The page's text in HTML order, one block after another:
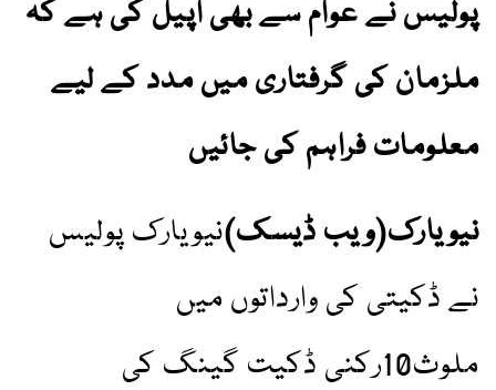
پولیس نے عوام سے بھی اپیل کی ہے کہ
ملزمان کی گرفتاری میں مدد کے لیے
معلومات فراہم کی جائیں
نیویارک(ویب ڈیسک)نیویارک پولیس
نے ڈکیتی کی وارداتوں میں
ملوث10رکنی ڈکیت گینگ کی